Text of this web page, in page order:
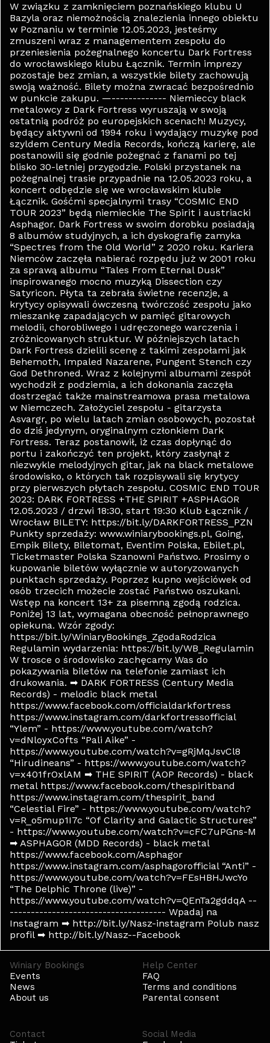
W związku z zamknięciem poznańskiego klubu U
Bazyla oraz niemożnością znalezienia innego obiektu
w Poznaniu w terminie 12.05.2023, jesteśmy
zmuszeni wraz z managementem zespołu do
przeniesienia pożegnalnego koncertu Dark Fortress
do wrocławskiego klubu Łącznik. Termin imprezy
pozostaje bez zmian, a wszystkie bilety zachowują
swoją ważność. Bilety można zwracać bezpośrednio
w punkcie zakupu. —------------- Niemieccy black
metalowcy z Dark Fortress wyruszają w swoją
ostatnią podróż po europejskich scenach! Muzycy,
będący aktywni od 1994 roku i wydający muzykę pod
szyldem Century Media Records, kończą karierę, ale
postanowili się godnie pożegnać z fanami po tej
blisko 30-letniej przygodzie. Polski przystanek na
pożegnalnej trasie przypadnie na 12.05.2023 roku, a
koncert odbędzie się we wrocławskim klubie
Łącznik. Gośćmi specjalnymi trasy “COSMIC END
TOUR 2023” będą niemieckie The Spirit i austriacki
Asphagor. Dark Fortress w swoim dorobku posiadają
8 albumów studyjnych, a ich dyskografię zamyka
“Spectres from the Old World” z 2020 roku. Kariera
Niemców zaczęła nabierać rozpędu już w 2001 roku
za sprawą albumu “Tales From Eternal Dusk”
inspirowanego mocno muzyką Dissection czy
Satyricon. Płyta ta zebrała świetne recenzje, a
krytycy opisywali ówczesną twórczość zespołu jako
mieszankę zapadających w pamięć gitarowych
melodii, chorobliwego i udręczonego warczenia i
zróżnicowanych struktur. W późniejszych latach
Dark Fortress dzielili scenę z takimi zespołami jak
Behemoth, Impaled Nazarene, Pungent Stench czy
God Dethroned. Wraz z kolejnymi albumami zespół
wychodził z podziemia, a ich dokonania zaczęła
dostrzegać także mainstreamowa prasa metalowa
w Niemczech. Założyciel zespołu - gitarzysta
Asvargr, po wielu latach zmian osobowych, pozostał
do dziś jedynym, oryginalnym członkiem Dark
Fortress. Teraz postanowił, iż czas dopłynąć do
portu i zakończyć ten projekt, który zasłynął z
niezwykle melodyjnych gitar, jak na black metalowe
środowisko, o których tak rozpisywali się krytycy
przy pierwszych płytach zespołu. COSMIC END TOUR
2023: DARK FORTRESS +THE SPIRIT +ASPHAGOR
12.05.2023 / drzwi 18:30, start 19:30 Klub Łącznik /
Wrocław BILETY: https://bit.ly/DARKFORTRESS_PZN
Punkty sprzedaży: www.winiarybookings.pl, Going,
Empik Bilety, Biletomat, Eventim Polska, Ebilet.pl,
Ticketmaster Polska ️Szanowni Państwo. Prosimy o
kupowanie biletów wyłącznie w autoryzowanych
punktach sprzedaży. Poprzez kupno wejściówek od
osób trzecich możecie zostać Państwo oszukani.
Wstęp na koncert 13+ za pisemną zgodą rodzica.
Poniżej 13 lat, wymagana obecność pełnoprawnego
opiekuna. Wzór zgody:
https://bit.ly/WiniaryBookings_ZgodaRodzica
Regulamin wydarzenia: https://bit.ly/WB_Regulamin
W trosce o środowisko zachęcamy Was do
pokazywania biletów na telefonie zamiast ich
drukowania. ➡ DARK FORTRESS (Century Media
Records) - melodic black metal
https://www.facebook.com/officialdarkfortress
https://www.instagram.com/darkfortressofficial
“Ylem” - https://www.youtube.com/watch?
v=dNloyxCofts “Pali Aike” -
https://www.youtube.com/watch?v=gRjMqJsvCl8
“Hirudineans” - https://www.youtube.com/watch?
v=x401frOxlAM ➡ THE SPIRIT (AOP Records) - black
metal https://www.facebook.com/thespiritband
https://www.instagram.com/thespirit_band
“Celestial Fire” - https://www.youtube.com/watch?
v=R_o5mup1I7c “Of Clarity and Galactic Structures”
- https://www.youtube.com/watch?v=cFC7uPGns-M
➡ ASPHAGOR (MDD Records) - black metal
https://www.facebook.com/Asphagor
https://www.instagram.com/asphagorofficial “Anti” -
https://www.youtube.com/watch?v=FEsHBHJwcYo
“The Delphic Throne (live)” - ​​
https://www.youtube.com/watch?v=QEnTa2gddqA --
------------------------------------- Wpadaj na
Instagram ➡ http://bit.ly/Nasz-instagram Polub nasz
profil ➡ http://bit.ly/Nasz--Facebook
Winiary Bookings
Events
News
About us
Help Center
FAQ
Terms and conditions
Parental consent
Contact
Social Media